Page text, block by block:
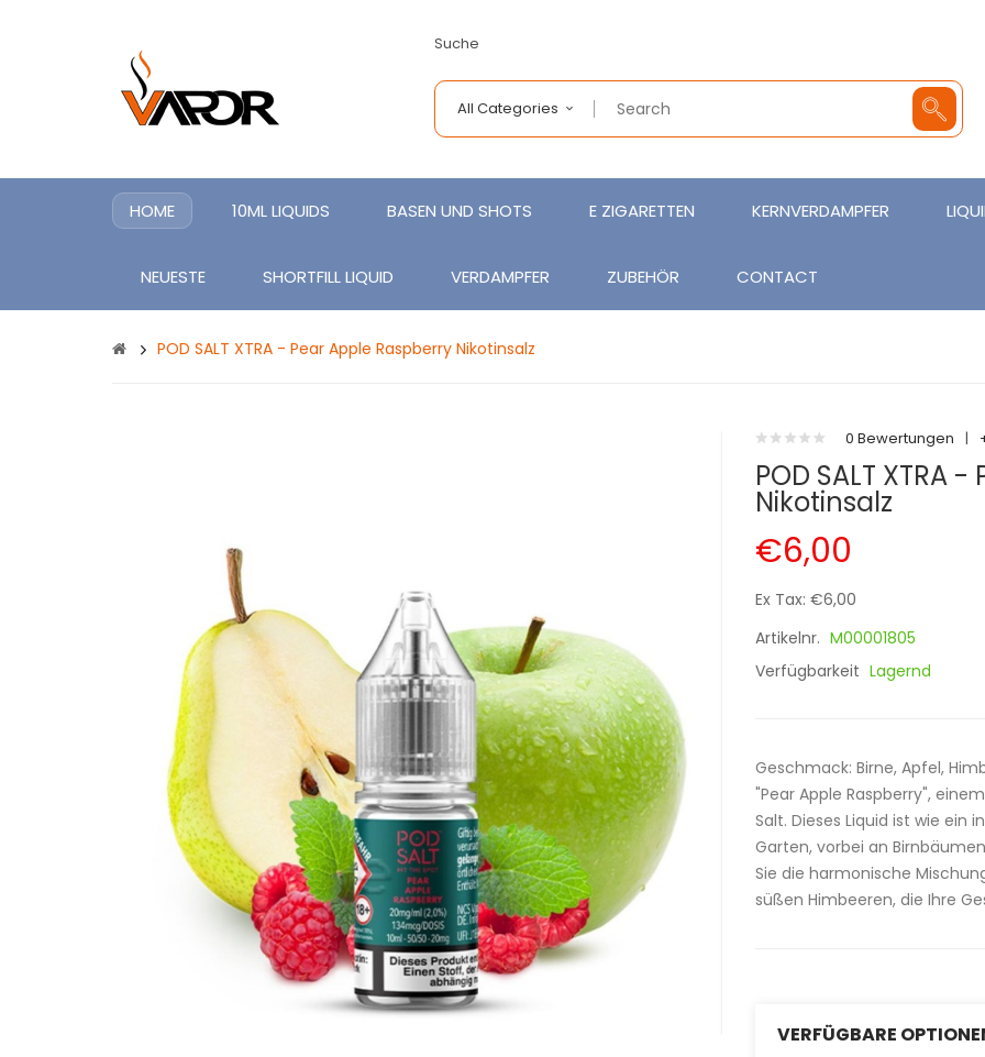
Suche
All Categories
HOME 10ML LIQUIDS BASEN UND SHOTS E ZIGARETTEN KERNVERDAMPFER
NEUESTE SHORTFILL LIQUID VERDAMPFER ZUBEHÖR CONTACT
POD SALT XTRA - Pear Apple Raspberry Nikotinsalz
0 Bewertungen |
POD SALT XTRA
Nikotinsalz
€6,00
Ex Tax: €6,00
Artikelnr. M00001805
Verfügbarkeit Lagernd
Geschmack: Birne, Apfel,
"Pear Apple Raspberry",
Salt. Dieses Liquid ist wie ein
Garten, vorbei an
Sie die harmonische
süßen Himbeeren, die Ihre
VERFÜGBARE